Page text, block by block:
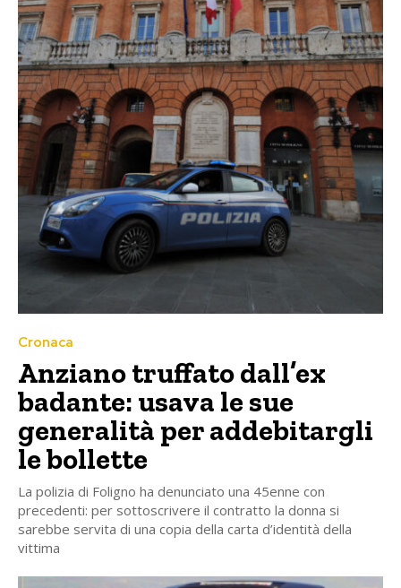
Cronaca
Anziano truffato dall’ex
badante: usava le sue
generalità per addebitargli
le bollette
La polizia di Foligno ha denunciato una 45enne con
precedenti: per sottoscrivere il contratto la donna si
sarebbe servita di una copia della carta d’identità della
vittima